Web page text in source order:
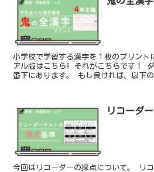
小学校で学習する漢字を１枚のプリン
アル版はこちら⇩ それがこちらです！
番下にあります。 もし良ければ、以下
リコーダ
今回はリコーダーの採点について。 リ